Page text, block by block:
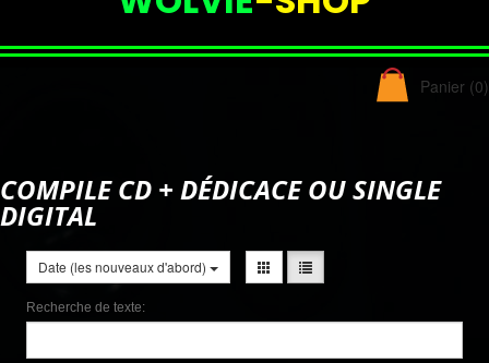
Panier (0)
COMPILE CD + DÉDICACE OU SINGLE
DIGITAL
Date (les nouveaux d'abord)
Recherche de texte: